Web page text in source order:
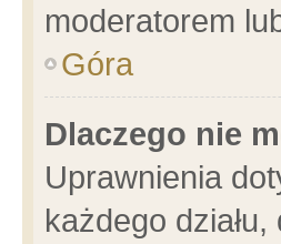
moderatorem
Góra
Dlaczego nie
Uprawnienia
każdego